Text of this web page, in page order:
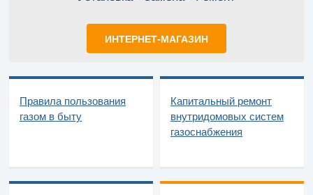
ИНТЕРНЕТ-МАГАЗИН
Правила пользования
газом в быту
Капитальный ремонт
внутридомовых систем
газоснабжения